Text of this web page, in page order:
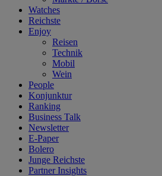
Watches
Reichste
Enjoy
Reisen
Technik
Mobil
Wein
People
Konjunktur
Ranking
Business Talk
Newsletter
E-Paper
Bolero
Junge Reichste
Partner Insights